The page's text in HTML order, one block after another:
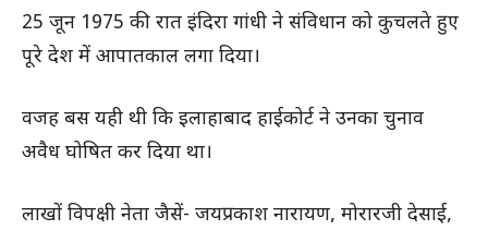
25 जून 1975 की रात इंदिरा गांधी ने संविधान को कुचलते हुए
पूरे देश में आपातकाल लगा दिया।
वजह बस यही थी कि इलाहाबाद हाईकोर्ट ने उनका चुनाव
अवैध घोषित कर दिया था।
लाखों विपक्षी नेता जैसें- जयप्रकाश नारायण, मोरारजी देसाई,